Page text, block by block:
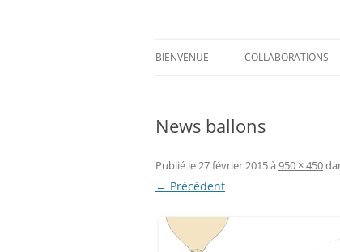
BIENVENUE COLLABORATIONS
News ballons
Publié le27 février 2015à 950 × 450
← Précédent